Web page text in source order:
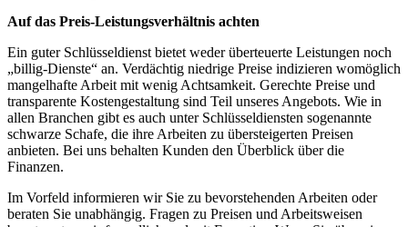
Auf das Preis-Leistungsverhältnis achten
Ein guter Schlüsseldienst bietet weder überteuerte Leistungen noch
„billig-Dienste“ an. Verdächtig niedrige Preise indizieren womöglich
mangelhafte Arbeit mit wenig Achtsamkeit. Gerechte Preise und
transparente Kostengestaltung sind Teil unseres Angebots. Wie in
allen Branchen gibt es auch unter Schlüsseldiensten sogenannte
schwarze Schafe, die ihre Arbeiten zu übersteigerten Preisen
anbieten. Bei uns behalten Kunden den Überblick über die
Finanzen.
Im Vorfeld informieren wir Sie zu bevorstehenden Arbeiten oder
beraten Sie unabhängig. Fragen zu Preisen und Arbeitsweisen